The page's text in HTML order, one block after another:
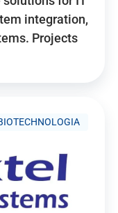
integration,
Projects